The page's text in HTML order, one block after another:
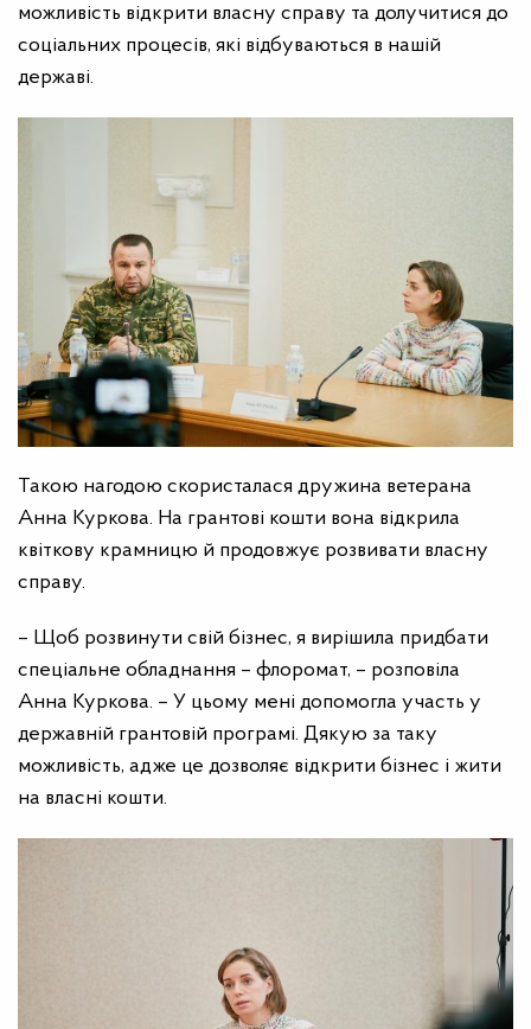
можливість відкрити власну справу та долучитися до
соціальних процесів, які відбуваються в нашій
державі.
Такою нагодою скористалася дружина ветерана
Анна Куркова. На грантові кошти вона відкрила
квіткову крамницю й продовжує розвивати власну
справу.
– Щоб розвинути свій бізнес, я вирішила придбати
спеціальне обладнання – флоромат, – розповіла
Анна Куркова. – У цьому мені допомогла участь у
державній грантовій програмі. Дякую за таку
можливість, адже це дозволяє відкрити бізнес і жити
на власні кошти.